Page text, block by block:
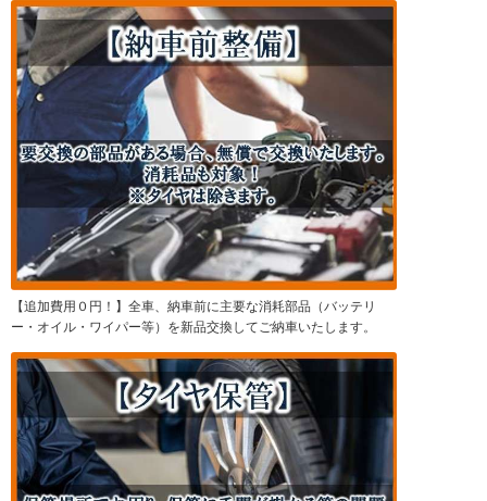
【追加費用０円！】全車、納車前に主要な消耗部品（バッテリ
ー・オイル・ワイパー等）を新品交換してご納車いたします。